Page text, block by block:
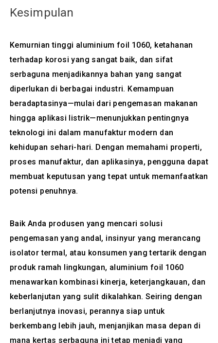
Kesimpulan
Kemurnian tinggi aluminium foil 1060, ketahanan
terhadap korosi yang sangat baik, dan sifat
serbaguna menjadikannya bahan yang sangat
diperlukan di berbagai industri. Kemampuan
beradaptasinya—mulai dari pengemasan makanan
hingga aplikasi listrik—menunjukkan pentingnya
teknologi ini dalam manufaktur modern dan
kehidupan sehari-hari. Dengan memahami properti,
proses manufaktur, dan aplikasinya, pengguna dapat
membuat keputusan yang tepat untuk memanfaatkan
potensi penuhnya.
Baik Anda produsen yang mencari solusi
pengemasan yang andal, insinyur yang merancang
isolator termal, atau konsumen yang tertarik dengan
produk ramah lingkungan, aluminium foil 1060
menawarkan kombinasi kinerja, keterjangkauan, dan
keberlanjutan yang sulit dikalahkan. Seiring dengan
berlanjutnya inovasi, perannya siap untuk
berkembang lebih jauh, menjanjikan masa depan di
mana kertas serbaguna ini tetap menjadi yang